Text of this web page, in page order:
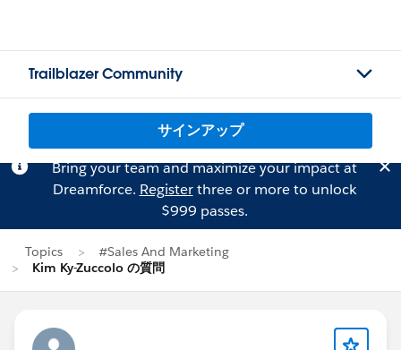
Trailblazer Community
サインアップ
Bring your team and maximize your impact at
Dreamforce. Registerthree or more to unlock
$999 passes.
Topics
#Sales And Marketing
Kim Ky-Zuccolo の質問